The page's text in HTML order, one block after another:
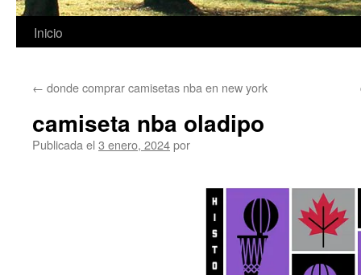
Saltar
contenido
Inicio
← donde comprar camisetas nba en new york
camiseta nba oladipo
Publicada el 3 enero, 2024por